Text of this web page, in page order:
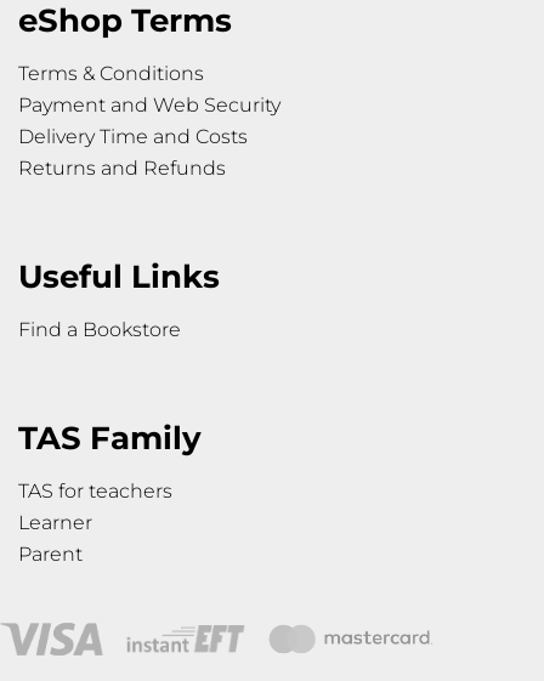
eShop Terms
Terms & Conditions
Payment and Web Security
Delivery Time and Costs
Returns and Refunds
Useful Links
Find a Bookstore
TAS Family
TAS for teachers
Learner
Parent